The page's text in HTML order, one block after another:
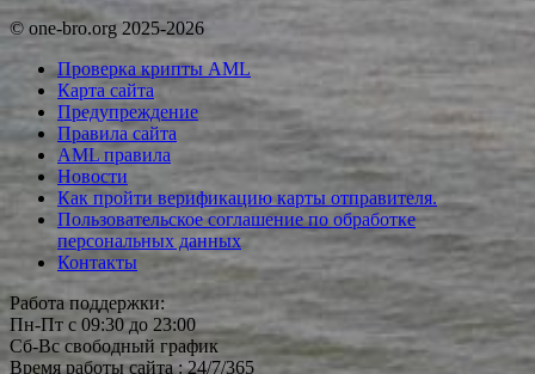
© one-bro.org 2025-2026
Проверка крипты AML
Карта сайта
Предупреждение
Правила сайта
AML правила
Новости
Как пройти верификацию карты отправителя.
Пользовательское соглашение по обработке
персональных данных
Контакты
Работа поддержки:
Пн-Пт с 09:30 до 23:00
Сб-Вс свободный график
Время работы сайта : 24/7/365